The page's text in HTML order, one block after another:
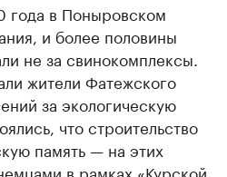
года в Поныровском
и более половины
не за свинокомплексы.
жители Фатежского
за экологическую
что строительство
память — на этих
в рамках «Курской